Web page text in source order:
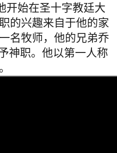
开始在圣十字教廷大
的兴趣来自于他的家
名牧师，他的兄弟乔
神职。他以第一人称